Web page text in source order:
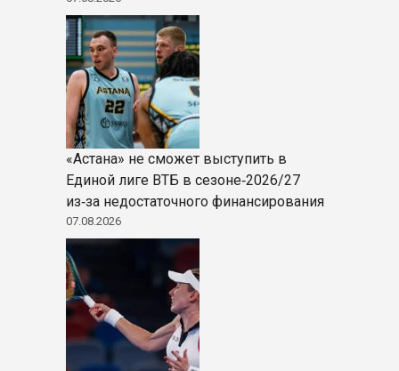
«Астана» не сможет выступить в
Единой лиге ВТБ в сезоне‑2026/27
из‑за недостаточного финансирования
07.08.2026